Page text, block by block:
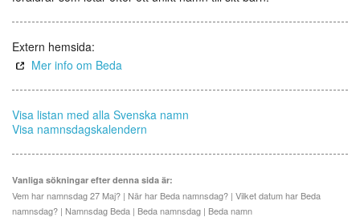
Extern hemsida:
Mer info om Beda
Visa listan med alla Svenska namn
Visa namnsdagskalendern
Vanliga sökningar efter denna sida är:
Vem har namnsdag 27 Maj? | När har Beda namnsdag? | Vilket datum har Beda
namnsdag? | Namnsdag Beda | Beda namnsdag | Beda namn